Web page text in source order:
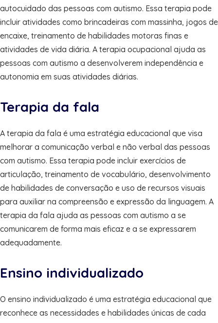
autocuidado das pessoas com autismo. Essa terapia pode
incluir atividades como brincadeiras com massinha, jogos de
encaixe, treinamento de habilidades motoras finas e
atividades de vida diária. A terapia ocupacional ajuda as
pessoas com autismo a desenvolverem independência e
autonomia em suas atividades diárias.
Terapia da fala
A terapia da fala é uma estratégia educacional que visa
melhorar a comunicação verbal e não verbal das pessoas
com autismo. Essa terapia pode incluir exercícios de
articulação, treinamento de vocabulário, desenvolvimento
de habilidades de conversação e uso de recursos visuais
para auxiliar na compreensão e expressão da linguagem. A
terapia da fala ajuda as pessoas com autismo a se
comunicarem de forma mais eficaz e a se expressarem
adequadamente.
Ensino individualizado
O ensino individualizado é uma estratégia educacional que
reconhece as necessidades e habilidades únicas de cada